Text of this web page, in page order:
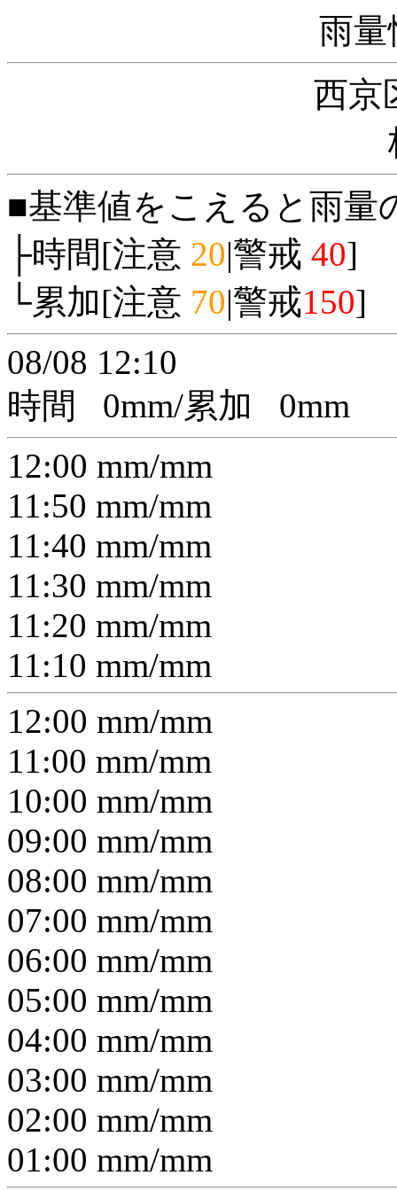
雨量
西京
■基準値をこえると雨量
├時間[注意 20|警戒 40]
└累加[注意 70|警戒150]
08/08 12:10
時間
0mm/累加 0mm
12:00 mm/mm
11:50 mm/mm
11:40 mm/mm
11:30 mm/mm
11:20 mm/mm
11:10 mm/mm
12:00 mm/mm
11:00 mm/mm
10:00 mm/mm
09:00 mm/mm
08:00 mm/mm
07:00 mm/mm
06:00 mm/mm
05:00 mm/mm
04:00 mm/mm
03:00 mm/mm
02:00 mm/mm
01:00 mm/mm